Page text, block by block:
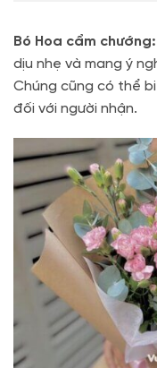
Bó Hoa cẩm chướng:
dịu nhẹ và mang ý
Chúng cũng có thể
đối với người nhận.